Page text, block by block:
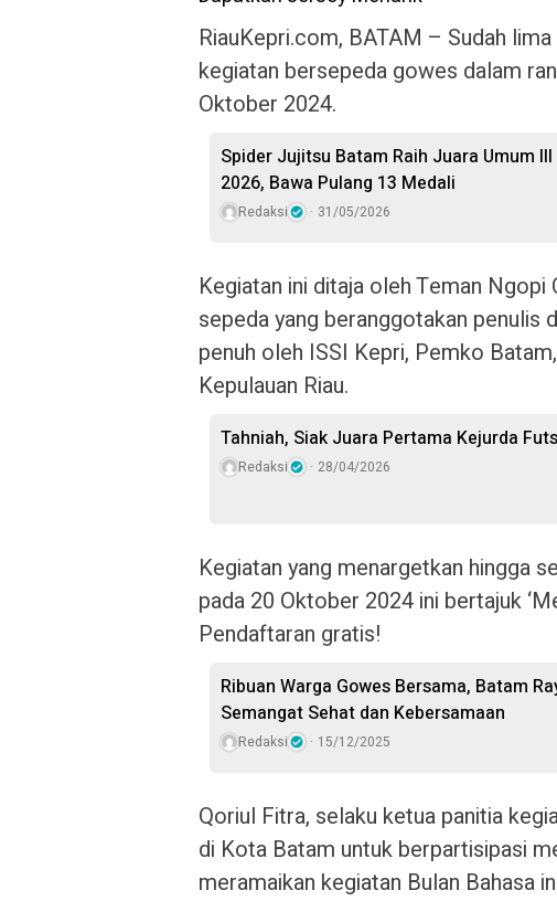
RiauKepri.com, BATAM – Sudah
kegiatan bersepeda gowes dalam
Oktober 2024.
Spider Jujitsu Batam Raih Juara Umum
2026, Bawa Pulang 13 Medali
Redaksi 31/05/2026
Kegiatan ini ditaja oleh Teman
sepeda yang beranggotakan penulis
penuh oleh ISSI Kepri, Pemko
Kepulauan Riau.
Tahniah, Siak Juara Pertama Kejurda
Redaksi 28/04/2026
Kegiatan yang menargetkan hingga
pada 20 Oktober 2024 ini bertajuk
Pendaftaran gratis!
Ribuan Warga Gowes Bersama, Batam
Semangat Sehat dan Kebersamaan
Redaksi 15/12/2025
Qoriul Fitra, selaku ketua panitia
di Kota Batam untuk berpartisipasi
meramaikan kegiatan Bulan Bahasa